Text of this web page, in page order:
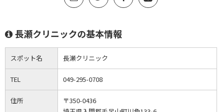
長瀬クリニックの基本情報
スポット名 長瀬クリニック
TEL 049-295-0708
住所
〒350-0436